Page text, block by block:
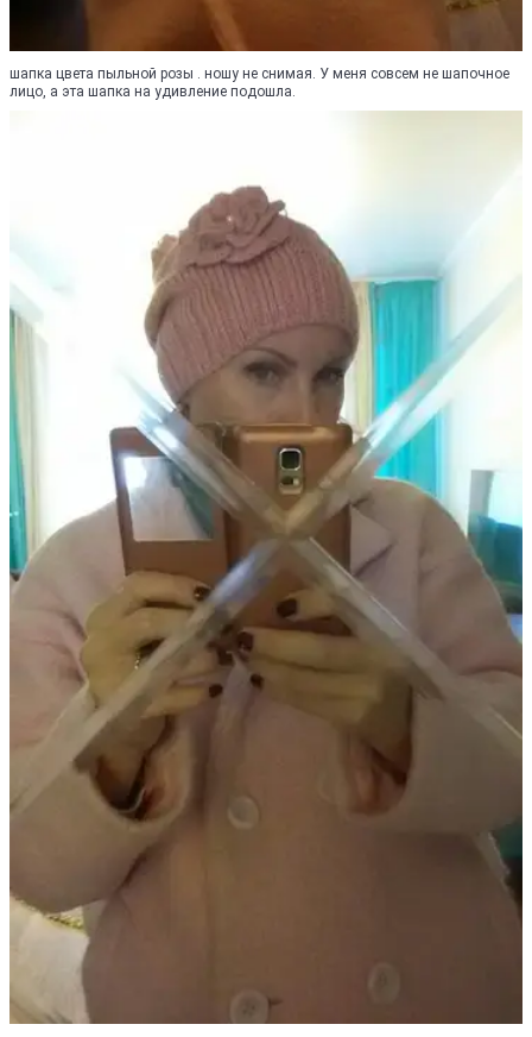
шапка цвета пыльной розы . ношу не снимая. У меня совсем не шапочное
лицо, а эта шапка на удивление подошла.